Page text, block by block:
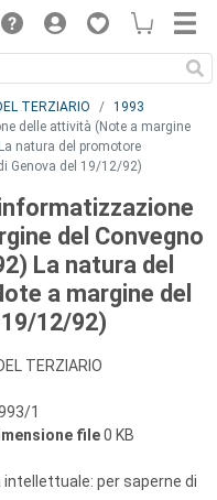
TERZIARIO
1993
delle attività (Note a margine
natura del promotore
Genova del 19/12/92)
del Convegno
La natura del
a margine del
12/92)
TERZIARIO
1
file0 KB
intellettuale: per saperne di